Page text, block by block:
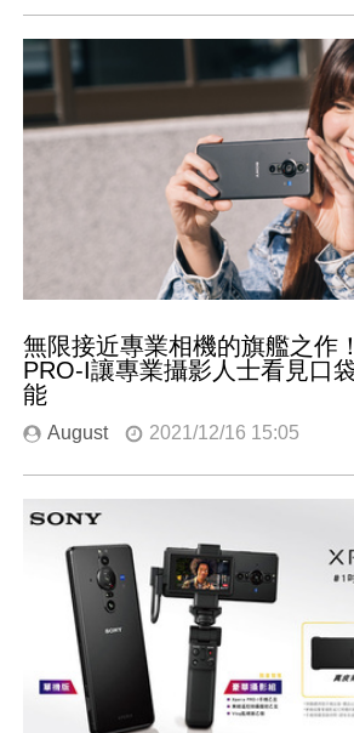
無限接近專業相機的旗艦之作
PRO-I讓專業攝影人士看見口
能
August 2021/12/16 15:05